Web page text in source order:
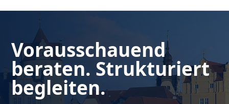
Vorausschauend
beraten. Strukturiert
begleiten.